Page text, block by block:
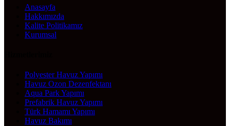
Anasayfa
Hakkımızda
Kalite Politikamız
Kurumsal
Polyester Havuz Yapımı
Havuz Ozon Dezenfektanı
Aqua Park Yapımı
Prefabrik Havuz Yapımı
Türk Hamamı Yapımı
Havuz Bakımı